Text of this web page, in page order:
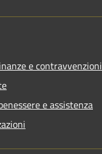
e contravvenzioni
e assistenza